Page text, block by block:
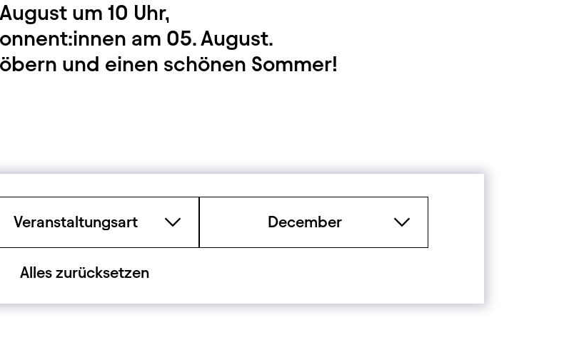
August um 10 Uhr,
am 05. August.
und einen schönen Sommer!
Filter
Veranstaltungsart December
Alles zurücksetzen